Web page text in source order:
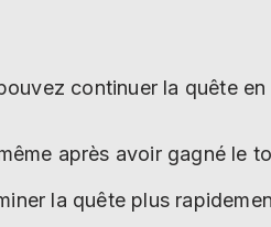
continuer la quête
après avoir gagné le
la quête plus